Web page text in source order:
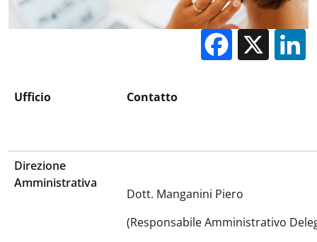
X
Ufficio Contatto
Direzione
Amministrativa
Dott. Manganini Piero
(Responsabile Amministrativo